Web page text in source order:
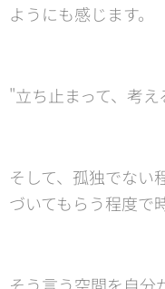
ようにも感じます。
"立ち止まって、考
そして、孤独でない
づいてもらう程度